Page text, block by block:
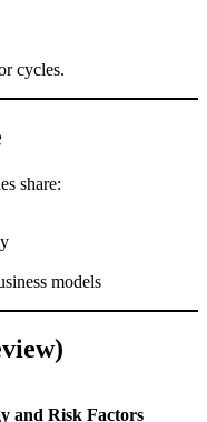
cycles.
share:
models
and Risk Factors